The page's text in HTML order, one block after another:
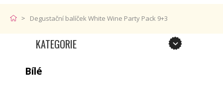
Degustační balíček White Wine Party Pack 9+3
KATEGORIE
Bílé